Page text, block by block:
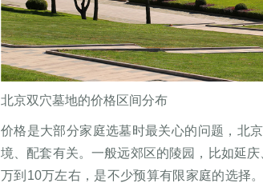
北京双穴墓地的价格区间分布
价格是大部分家庭选墓时最关心的问题，北
境、配套有关。一般远郊区的陵园，比如延
万到10万左右，是不少预算有限家庭的选择